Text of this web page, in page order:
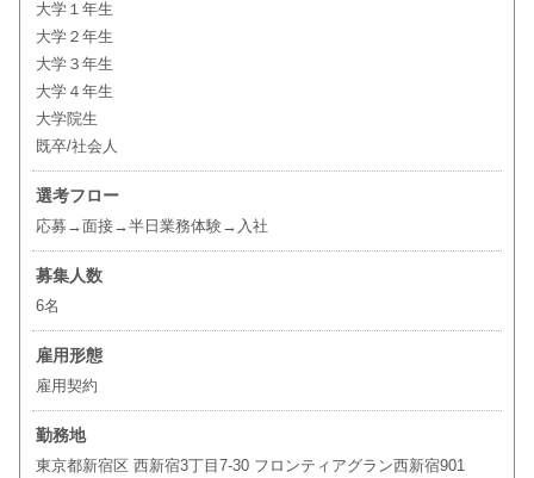
大学１年生
大学２年生
大学３年生
大学４年生
大学院生
既卒/社会人
選考フロー
応募→面接→半日業務体験→入社
募集人数
6名
雇用形態
雇用契約
勤務地
東京都新宿区 西新宿3丁目7-30 フロンティアグラン西新宿901